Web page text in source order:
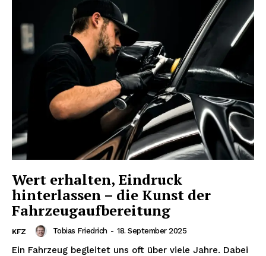
Wert erhalten, Eindruck
hinterlassen – die Kunst der
Fahrzeugaufbereitung
KFZ Tobias Friedrich - 18. September 2025
Ein Fahrzeug begleitet uns oft über viele Jahre. Dabei